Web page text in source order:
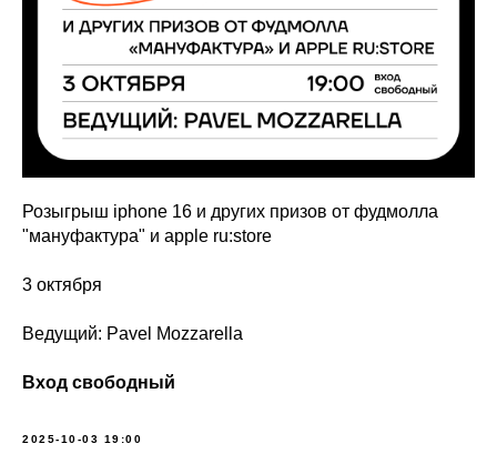
Розыгрыш iphone 16 и других призов от фудмолла
"мануфактура" и apple ru:store
3 октября
Ведущий: Pavel Mozzarella
Вход свободный
2025-10-03 19:00